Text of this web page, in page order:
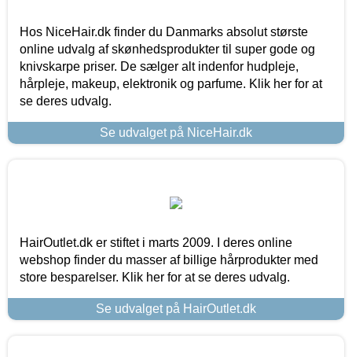
Hos NiceHair.dk finder du Danmarks absolut største
online udvalg af skønhedsprodukter til super gode og
knivskarpe priser. De sælger alt indenfor hudpleje,
hårpleje, makeup, elektronik og parfume. Klik her for at
se deres udvalg.
Se udvalget på NiceHair.dk
HairOutlet.dk er stiftet i marts 2009. I deres online
webshop finder du masser af billige hårprodukter med
store besparelser. Klik her for at se deres udvalg.
Se udvalget på HairOutlet.dk